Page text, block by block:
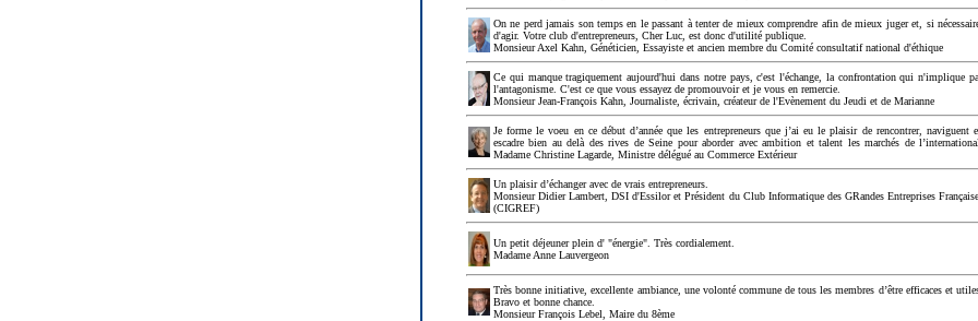
On ne perd jamais son temps en le passant à tenter de mieux comprendre afin de mieux juger et, si
d'agir. Votre club d'entrepreneurs, Cher Luc, est donc d'utilité publique.
Monsieur Axel Kahn, Généticien, Essayiste et ancien membre du Comité consultatif national d'éthique
Ce qui manque tragiquement aujourd'hui dans notre pays, c'est l'échange, la confrontation qui n'implique
l'antagonisme. C'est ce que vous essayez de promouvoir et je vous en remercie.
Monsieur Jean-François Kahn, Journaliste, écrivain, créateur de l'Evènement du Jeudi et de Marianne
Je forme le voeu en ce début d’année que les entrepreneurs que j’ai eu le plaisir de rencontrer, naviguent
escadre bien au delà des rives de Seine pour aborder avec ambition et talent les marchés de l’international.
Madame Christine Lagarde, Ministre délégué au Commerce Extérieur
Un plaisir d’échanger avec de vrais entrepreneurs.
Monsieur Didier Lambert, DSI d'Essilor et Président du Club Informatique des GRandes Entreprises
(CIGREF)
Un petit déjeuner plein d' "énergie". Très cordialement.
Madame Anne Lauvergeon
Très bonne initiative, excellente ambiance, une volonté commune de tous les membres d’être efficaces et
Bravo et bonne chance.
Monsieur François Lebel, Maire du 8ème